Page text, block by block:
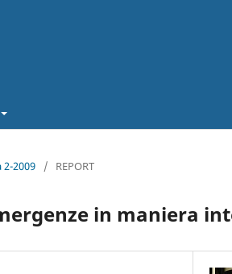
2-2009 / REPORT
in maniera